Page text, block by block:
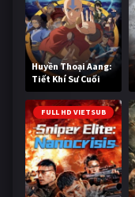
Huyền Thoại Aang:
Tiết Khí Sư Cuối
Cùng
FULL HD VIETSUB